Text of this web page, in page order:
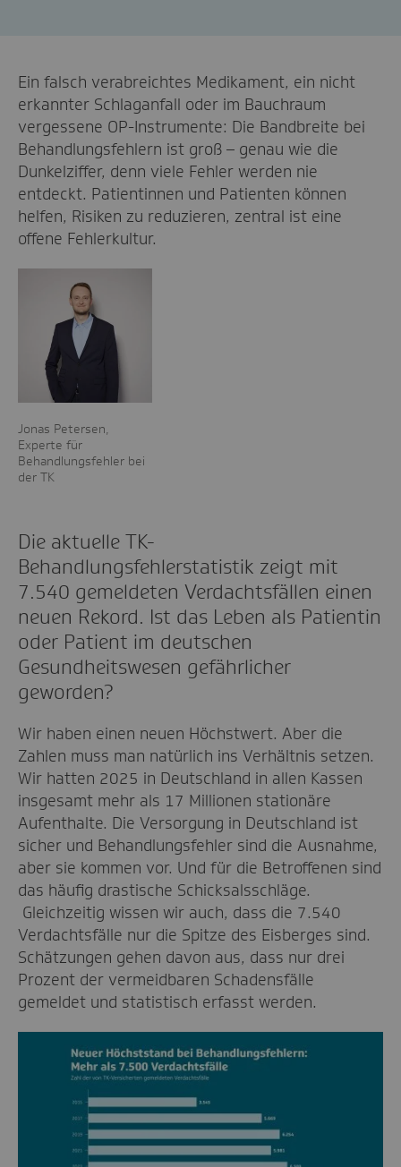
Ein falsch verabreichtes Medikament, ein nicht
erkannter Schlaganfall oder im Bauchraum
vergessene OP-Instrumente: Die Bandbreite bei
Behandlungsfehlern ist groß – genau wie die
Dunkelziffer, denn viele Fehler werden nie
entdeckt. Patientinnen und Patienten können
helfen, Risiken zu reduzieren, zentral ist eine
offene Fehlerkultur.
Jonas Petersen,
Experte für
Behandlungsfehler bei
der TK
Die aktuelle TK-
Behandlungsfehlerstatistik zeigt mit
7.540 gemeldeten Verdachtsfällen einen
neuen Rekord. Ist das Leben als Patientin
oder Patient im deutschen
Gesundheitswesen gefährlicher
geworden?
Wir haben einen neuen Höchstwert. Aber die
Zahlen muss man natürlich ins Verhältnis setzen.
Wir hatten 2025 in Deutschland in allen Kassen
insgesamt mehr als 17 Millionen stationäre
Aufenthalte. Die Versorgung in Deutschland ist
sicher und Behandlungsfehler sind die Ausnahme,
aber sie kommen vor. Und für die Betroffenen sind
das häufig drastische Schicksalsschläge.
Gleichzeitig wissen wir auch, dass die 7.540
Verdachtsfälle nur die Spitze des Eisberges sind.
Schätzungen gehen davon aus, dass nur drei
Prozent der vermeidbaren Schadensfälle
gemeldet und statistisch erfasst werden.